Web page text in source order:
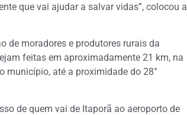
que vai ajudar a salvar vidas”, colocou a
de moradores e produtores rurais da
feitas em aproximadamente 21 km, na
até a proximidade do 28°
de quem vai de Itaporã ao aeroporto de